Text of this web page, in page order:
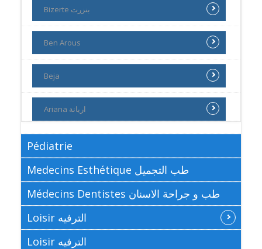
Bizerte بنزرت
Ben Arous
Beja
Ariana اريانة
Pédiatrie
Medecins Esthétique طب التجميل
Médecins Dentistes طب و جراحة الاسنان
Loisir الترفيه
Loisir الترفيه